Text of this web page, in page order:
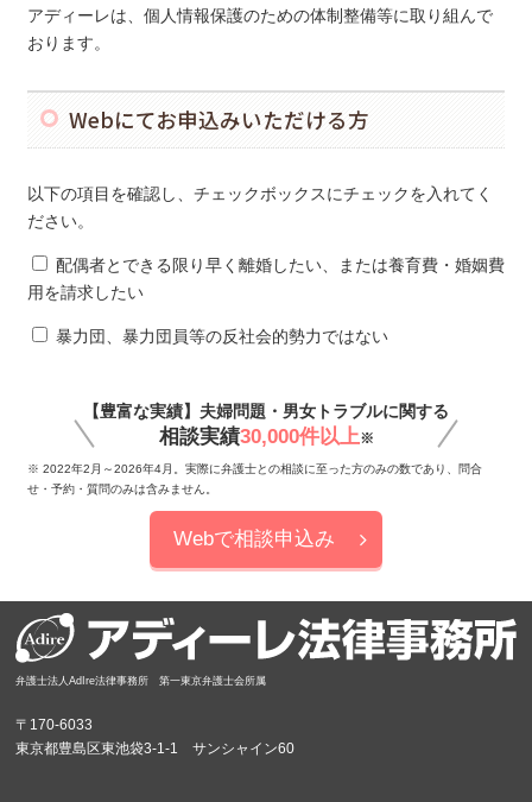
アディーレは、個人情報保護のための体制整備等に取り組んで
おります。
Webにてお申込みいただける方
以下の項目を確認し、チェックボックスにチェックを入れてく
ださい。
配偶者とできる限り早く離婚したい、または養育費・婚姻費
用を請求したい
暴力団、暴力団員等の反社会的勢力ではない
【豊富な実績】夫婦問題・男女トラブルに関する
相談実績30,000件以上※
※ 2022年2月～2026年4月。実際に弁護士との相談に至った方のみの数であり、問合
せ・予約・質問のみは含みません。
Webで相談申込み
弁護士法人AdIre法律事務所 第一東京弁護士会所属
〒170-6033
東京都豊島区東池袋3-1-1 サンシャイン60